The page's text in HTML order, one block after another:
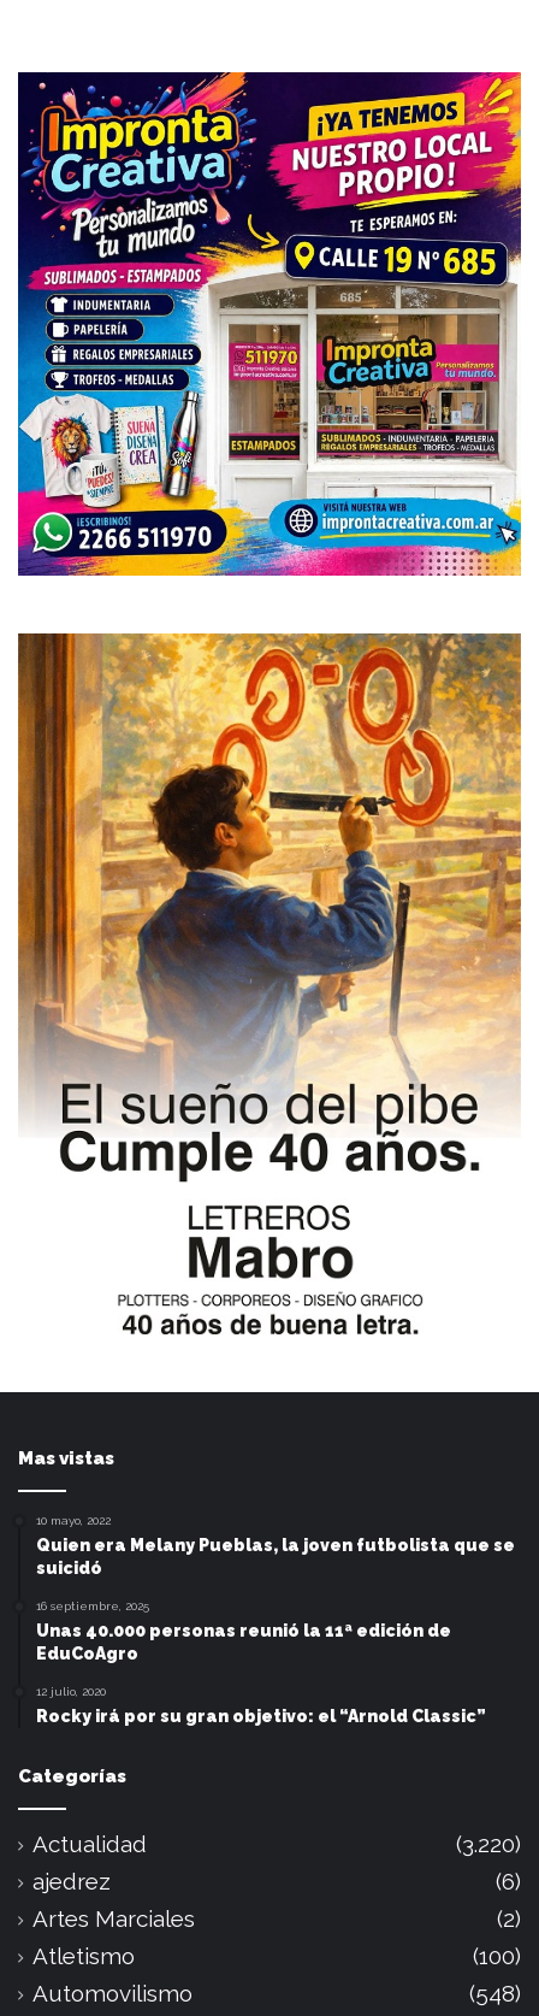
Mas vistas
10 mayo, 2022
Quien era Melany Pueblas, la joven futbolista que se
suicidó
16 septiembre, 2025
Unas 40.000 personas reunió la 11ª edición de
EduCoAgro
12 julio, 2020
Rocky irá por su gran objetivo: el “Arnold Classic”
Categorías
Actualidad
(3.220)
ajedrez
(6)
Artes Marciales
(2)
Atletismo
(100)
Automovilismo
(548)